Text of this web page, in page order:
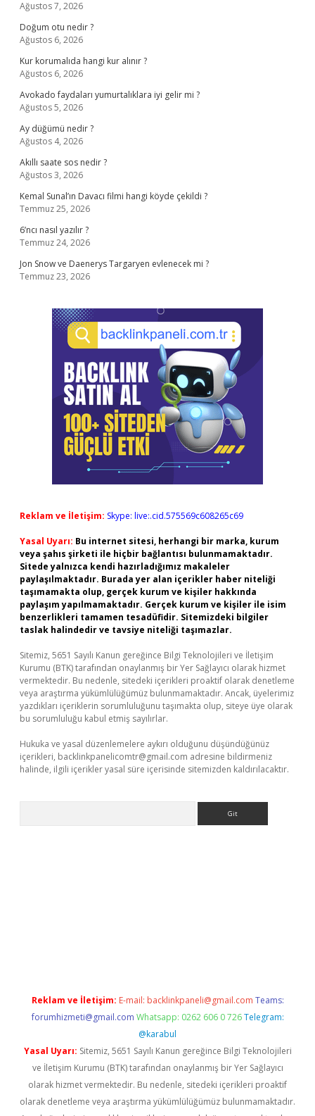
Ağustos 7, 2026
Doğum otu nedir ?
Ağustos 6, 2026
Kur korumalıda hangi kur alınır ?
Ağustos 6, 2026
Avokado faydaları yumurtalıklara iyi gelir mi ?
Ağustos 5, 2026
Ay düğümü nedir ?
Ağustos 4, 2026
Akıllı saate sos nedir ?
Ağustos 3, 2026
Kemal Sunal’ın Davacı filmi hangi köyde çekildi ?
Temmuz 25, 2026
6’ncı nasıl yazılır ?
Temmuz 24, 2026
Jon Snow ve Daenerys Targaryen evlenecek mi ?
Temmuz 23, 2026
Reklam ve İletişim: Skype: live:.cid.575569c608265c69
Yasal Uyarı: Bu internet sitesi, herhangi bir marka, kurum
veya şahıs şirketi ile hiçbir bağlantısı bulunmamaktadır.
Sitede yalnızca kendi hazırladığımız makaleler
paylaşılmaktadır. Burada yer alan içerikler haber niteliği
taşımamakta olup, gerçek kurum ve kişiler hakkında
paylaşım yapılmamaktadır. Gerçek kurum ve kişiler ile isim
benzerlikleri tamamen tesadüfidir. Sitemizdeki bilgiler
taslak halindedir ve tavsiye niteliği taşımazlar.
Sitemiz, 5651 Sayılı Kanun gereğince Bilgi Teknolojileri ve İletişim
Kurumu (BTK) tarafından onaylanmış bir Yer Sağlayıcı olarak hizmet
vermektedir. Bu nedenle, sitedeki içerikleri proaktif olarak denetleme
veya araştırma yükümlülüğümüz bulunmamaktadır. Ancak, üyelerimiz
yazdıkları içeriklerin sorumluluğunu taşımakta olup, siteye üye olarak
bu sorumluluğu kabul etmiş sayılırlar.
Hukuka ve yasal düzenlemelere aykırı olduğunu düşündüğünüz
içerikleri, backlinkpanelicomtr@gmail.com adresine bildirmeniz
halinde, ilgili içerikler yasal süre içerisinde sitemizden kaldırılacaktır.
Reklam ve İletişim: E-mail: backlinkpaneli@gmail.com Teams:
forumhizmeti@gmail.com Whatsapp: 0262 606 0 726 Telegram:
@karabul
Yasal Uyarı: Sitemiz, 5651 Sayılı Kanun gereğince Bilgi Teknolojileri
ve İletişim Kurumu (BTK) tarafından onaylanmış bir Yer Sağlayıcı
olarak hizmet vermektedir. Bu nedenle, sitedeki içerikleri proaktif
olarak denetleme veya araştırma yükümlülüğümüz bulunmamaktadır.